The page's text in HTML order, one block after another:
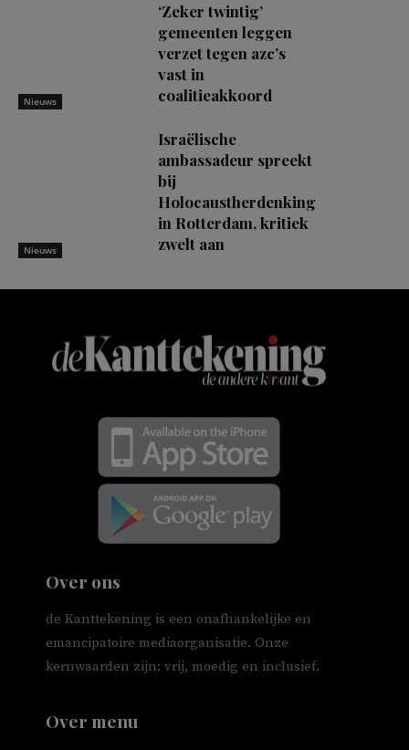
Nieuws
‘Zeker twintig’
gemeenten leggen
verzet tegen azc’s
vast in
coalitieakkoord
Nieuws
Israëlische
ambassadeur spreekt
bij
Holocaustherdenking
in Rotterdam, kritiek
zwelt aan
Over ons
de Kanttekening is een onafhankelijke en
emancipatoire mediaorganisatie. Onze
kernwaarden zijn: vrij, moedig en inclusief.
Over menu